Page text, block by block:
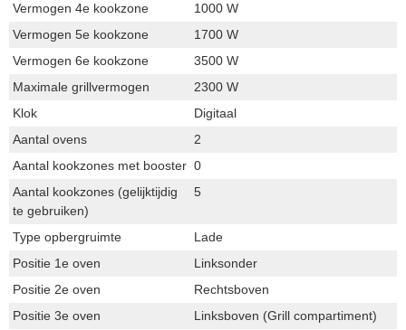
Vermogen 4e kookzone
1000 W
Vermogen 5e kookzone
1700 W
Vermogen 6e kookzone
3500 W
Maximale grillvermogen
2300 W
Klok
Digitaal
Aantal ovens
2
Aantal kookzones met booster 0
Aantal kookzones (gelijktijdig
te gebruiken)
5
Type opbergruimte
Lade
Positie 1e oven
Linksonder
Positie 2e oven
Rechtsboven
Positie 3e oven
Linksboven (Grill compartiment)